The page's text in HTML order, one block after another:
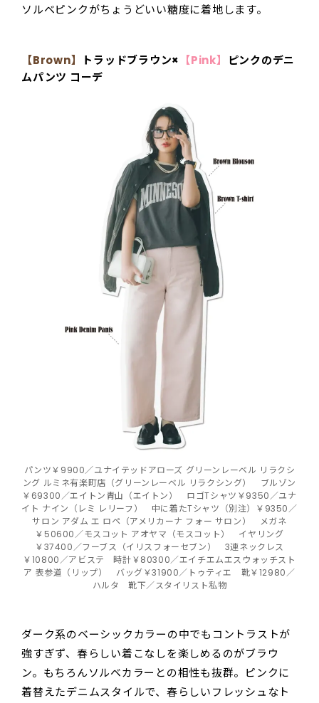
ソルベピンクがちょうどいい糖度に着地します。
【Brown】 トラッドブラウン× 【Pink】
ピンクのデニ
ムパンツ コーデ
パンツ￥9900／ユナイテッドアローズ グリーンレーベル リラクシ
ング ルミネ有楽町店（グリーンレーベル リラクシング） ブルゾン
￥69300／エイトン青山（エイトン） ロゴTシャツ￥9350／ユナ
イト ナイン（レミ レリーフ） 中に着たTシャツ（別注）￥9350／
サロン アダム エ ロペ（アメリカーナ フォー サロン） メガネ
￥50600／モスコット アオヤマ（モスコット） イヤリング
￥37400／フーブス（イリスフォーセブン） 3連ネックレス
￥10800／アビステ 時計￥80300／エイチエムエスウォッチスト
ア 表参道（リップ） バッグ￥31900／トゥティエ 靴￥12980／
ハルタ 靴下／スタイリスト私物
ダーク系のベーシックカラーの中でもコントラストが
強すぎず、春らしい着こなしを楽しめるのがブラウ
ン。もちろんソルベカラーとの相性も抜群。ピンクに
着替えたデニムスタイルで、春らしいフレッシュなト